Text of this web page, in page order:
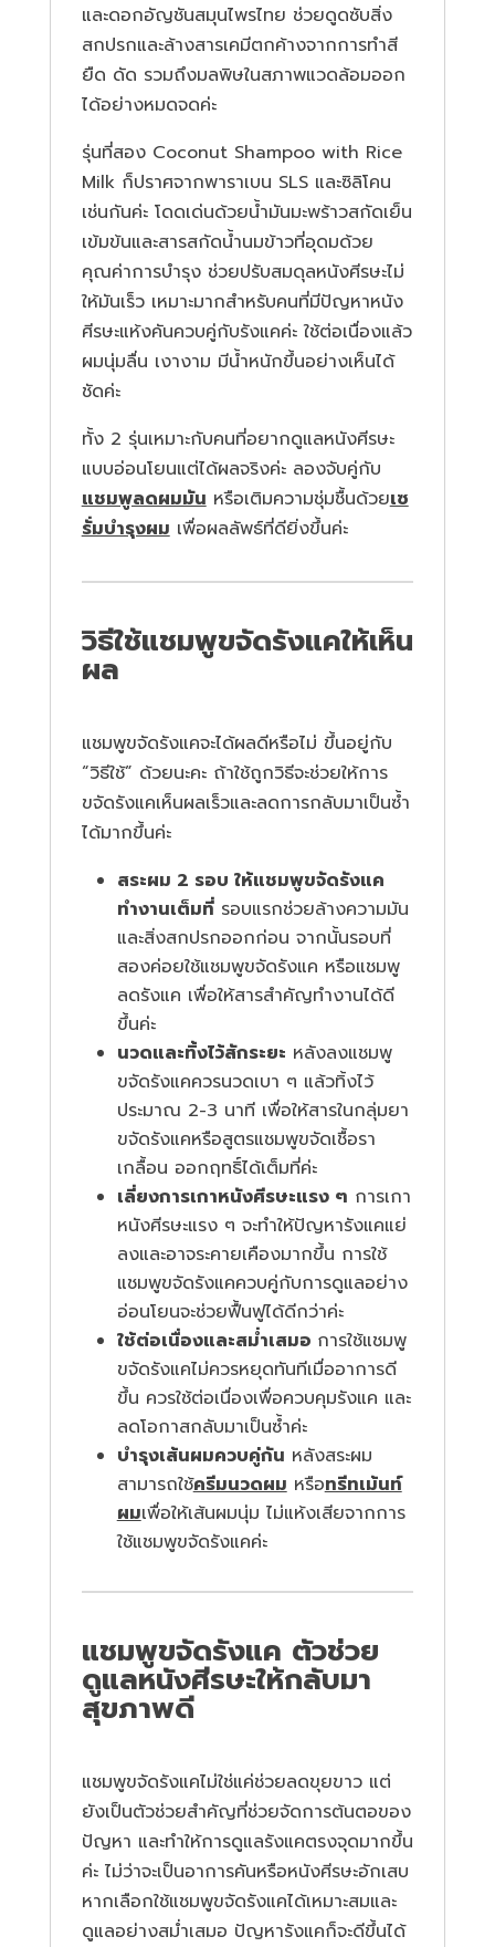
และดอกอัญชันสมุนไพรไทย ช่วยดูดซับสิ่ง
สกปรกและล้างสารเคมีตกค้างจากการทำสี
ยืด ดัด รวมถึงมลพิษในสภาพแวดล้อมออก
ได้อย่างหมดจดค่ะ
รุ่นที่สอง Coconut Shampoo with Rice
Milk ก็ปราศจากพาราเบน SLS และซิลิโคน
เช่นกันค่ะ โดดเด่นด้วยน้ำมันมะพร้าวสกัดเย็น
เข้มข้นและสารสกัดน้ำนมข้าวที่อุดมด้วย
คุณค่าการบำรุง ช่วยปรับสมดุลหนังศีรษะไม่
ให้มันเร็ว เหมาะมากสำหรับคนที่มีปัญหาหนัง
ศีรษะแห้งคันควบคู่กับรังแคค่ะ ใช้ต่อเนื่องแล้ว
ผมนุ่มลื่น เงางาม มีน้ำหนักขึ้นอย่างเห็นได้
ชัดค่ะ
ทั้ง 2 รุ่นเหมาะกับคนที่อยากดูแลหนังศีรษะ
แบบอ่อนโยนแต่ได้ผลจริงค่ะ ลองจับคู่กับ
แชมพูลดผมมัน หรือเติมความชุ่มชื้นด้วยเซ
รั่มบำรุงผม เพื่อผลลัพธ์ที่ดียิ่งขึ้นค่ะ
วิธีใช้แชมพูขจัดรังแคให้เห็น
ผล
แชมพูขจัดรังแคจะได้ผลดีหรือไม่ ขึ้นอยู่กับ
“วิธีใช้” ด้วยนะคะ ถ้าใช้ถูกวิธีจะช่วยให้การ
ขจัดรังแคเห็นผลเร็วและลดการกลับมาเป็นซ้ำ
ได้มากขึ้นค่ะ
สระผม 2 รอบ ให้แชมพูขจัดรังแค
ทำงานเต็มที่ รอบแรกช่วยล้างความมัน
และสิ่งสกปรกออกก่อน จากนั้นรอบที่
สองค่อยใช้แชมพูขจัดรังแค หรือแชมพู
ลดรังแค เพื่อให้สารสำคัญทำงานได้ดี
ขึ้นค่ะ
นวดและทิ้งไว้สักระยะ หลังลงแชมพู
ขจัดรังแคควรนวดเบา ๆ แล้วทิ้งไว้
ประมาณ 2-3 นาที เพื่อให้สารในกลุ่มยา
ขจัดรังแคหรือสูตรแชมพูขจัดเชื้อรา
เกลื้อน ออกฤทธิ์ได้เต็มที่ค่ะ
เลี่ยงการเกาหนังศีรษะแรง ๆ การเกา
หนังศีรษะแรง ๆ จะทำให้ปัญหารังแคแย่
ลงและอาจระคายเคืองมากขึ้น การใช้
แชมพูขจัดรังแคควบคู่กับการดูแลอย่าง
อ่อนโยนจะช่วยฟื้นฟูได้ดีกว่าค่ะ
ใช้ต่อเนื่องและสม่ำเสมอ การใช้แชมพู
ขจัดรังแคไม่ควรหยุดทันทีเมื่ออาการดี
ขึ้น ควรใช้ต่อเนื่องเพื่อควบคุมรังแค และ
ลดโอกาสกลับมาเป็นซ้ำค่ะ
บำรุงเส้นผมควบคู่กัน หลังสระผม
สามารถใช้ครีมนวดผม หรือทรีทเม้นท์
ผมเพื่อให้เส้นผมนุ่ม ไม่แห้งเสียจากการ
ใช้แชมพูขจัดรังแคค่ะ
แชมพูขจัดรังแค ตัวช่วย
ดูแลหนังศีรษะให้กลับมา
สุขภาพดี
แชมพูขจัดรังแคไม่ใช่แค่ช่วยลดขุยขาว แต่
ยังเป็นตัวช่วยสำคัญที่ช่วยจัดการต้นตอของ
ปัญหา และทำให้การดูแลรังแคตรงจุดมากขึ้น
ค่ะ ไม่ว่าจะเป็นอาการคันหรือหนังศีรษะอักเสบ
หากเลือกใช้แชมพูขจัดรังแคได้เหมาะสมและ
ดูแลอย่างสม่ำเสมอ ปัญหารังแคก็จะดีขึ้นได้